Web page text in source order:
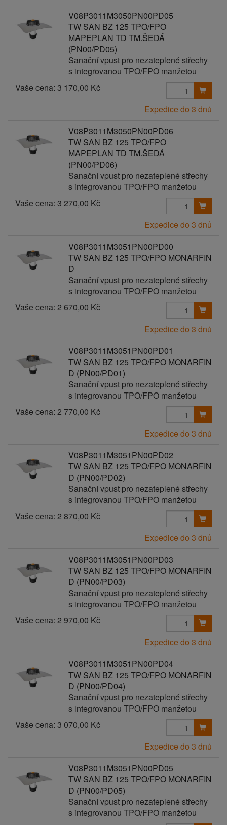
V08P3011M3050PN00PD05
TW SAN BZ 125 TPO/FPO
MAPEPLAN TD TM.ŠEDÁ
(PN00/PD05)
Sanační vpust pro nezateplené střechy
s integrovanou TPO/FPO manžetou
Vaše cena: 3 170,00 Kč
Expedice do 3 dnů
V08P3011M3050PN00PD06
TW SAN BZ 125 TPO/FPO
MAPEPLAN TD TM.ŠEDÁ
(PN00/PD06)
Sanační vpust pro nezateplené střechy
s integrovanou TPO/FPO manžetou
Vaše cena: 3 270,00 Kč
Expedice do 3 dnů
V08P3011M3051PN00PD00
TW SAN BZ 125 TPO/FPO MONARFIN
D
Sanační vpust pro nezateplené střechy
s integrovanou TPO/FPO manžetou
Vaše cena: 2 670,00 Kč
Expedice do 3 dnů
V08P3011M3051PN00PD01
TW SAN BZ 125 TPO/FPO MONARFIN
D (PN00/PD01)
Sanační vpust pro nezateplené střechy
s integrovanou TPO/FPO manžetou
Vaše cena: 2 770,00 Kč
Expedice do 3 dnů
V08P3011M3051PN00PD02
TW SAN BZ 125 TPO/FPO MONARFIN
D (PN00/PD02)
Sanační vpust pro nezateplené střechy
s integrovanou TPO/FPO manžetou
Vaše cena: 2 870,00 Kč
Expedice do 3 dnů
V08P3011M3051PN00PD03
TW SAN BZ 125 TPO/FPO MONARFIN
D (PN00/PD03)
Sanační vpust pro nezateplené střechy
s integrovanou TPO/FPO manžetou
Vaše cena: 2 970,00 Kč
Expedice do 3 dnů
V08P3011M3051PN00PD04
TW SAN BZ 125 TPO/FPO MONARFIN
D (PN00/PD04)
Sanační vpust pro nezateplené střechy
s integrovanou TPO/FPO manžetou
Vaše cena: 3 070,00 Kč
Expedice do 3 dnů
V08P3011M3051PN00PD05
TW SAN BZ 125 TPO/FPO MONARFIN
D (PN00/PD05)
Sanační vpust pro nezateplené střechy
s integrovanou TPO/FPO manžetou